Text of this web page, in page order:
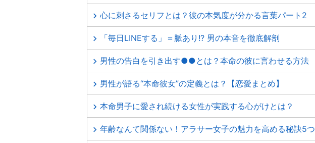
心に刺さるセリフとは？彼の本気度が分かる言葉パート2
「毎日LINEする」＝脈あり!? 男の本音を徹底解剖
男性の告白を引き出す●●とは？本命の彼に言わせる方法
男性が語る“本命彼女”の定義とは？【恋愛まとめ】
本命男子に愛され続ける女性が実践する心がけとは？
年齢なんて関係ない！アラサー女子の魅力を高める秘訣5つ